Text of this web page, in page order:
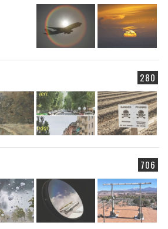
280
706